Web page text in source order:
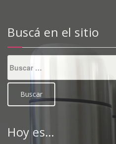
Buscá en el sitio
Hoy es…